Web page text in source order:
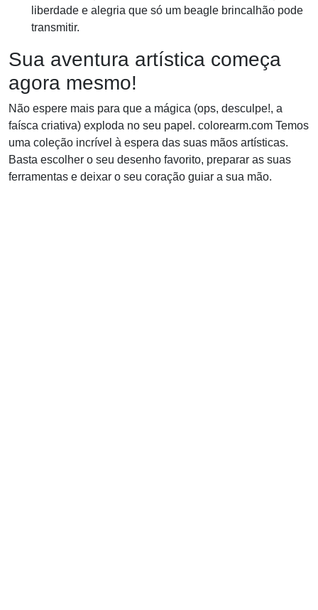
liberdade e alegria que só um beagle brincalhão pode
transmitir.
Sua aventura artística começa
agora mesmo!
Não espere mais para que a mágica (ops, desculpe!, a
faísca criativa) exploda no seu papel. colorearm.com Temos
uma coleção incrível à espera das suas mãos artísticas.
Basta escolher o seu desenho favorito, preparar as suas
ferramentas e deixar o seu coração guiar a sua mão.